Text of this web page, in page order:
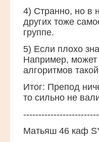
4) Странно, но в
других тоже
группе.
5) Если плохо
Например, может
алгоритмов
Итог: Препод
то сильно не
Матьяш 46 каф